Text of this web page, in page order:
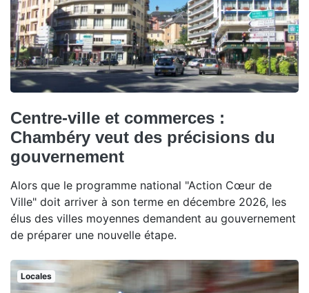
Centre-ville et commerces :
Chambéry veut des précisions du
gouvernement
Alors que le programme national "Action Cœur de
Ville" doit arriver à son terme en décembre 2026, les
élus des villes moyennes demandent au gouvernement
de préparer une nouvelle étape.
Locales